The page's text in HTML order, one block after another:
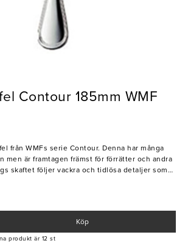
Contour 185mm WMF
från WMFs serie Contour. Denna har många
men är framtagen främst för förrätter och andra
skaftet följer vackra och tidlösa detaljer som
Köp
produkt är 12 st